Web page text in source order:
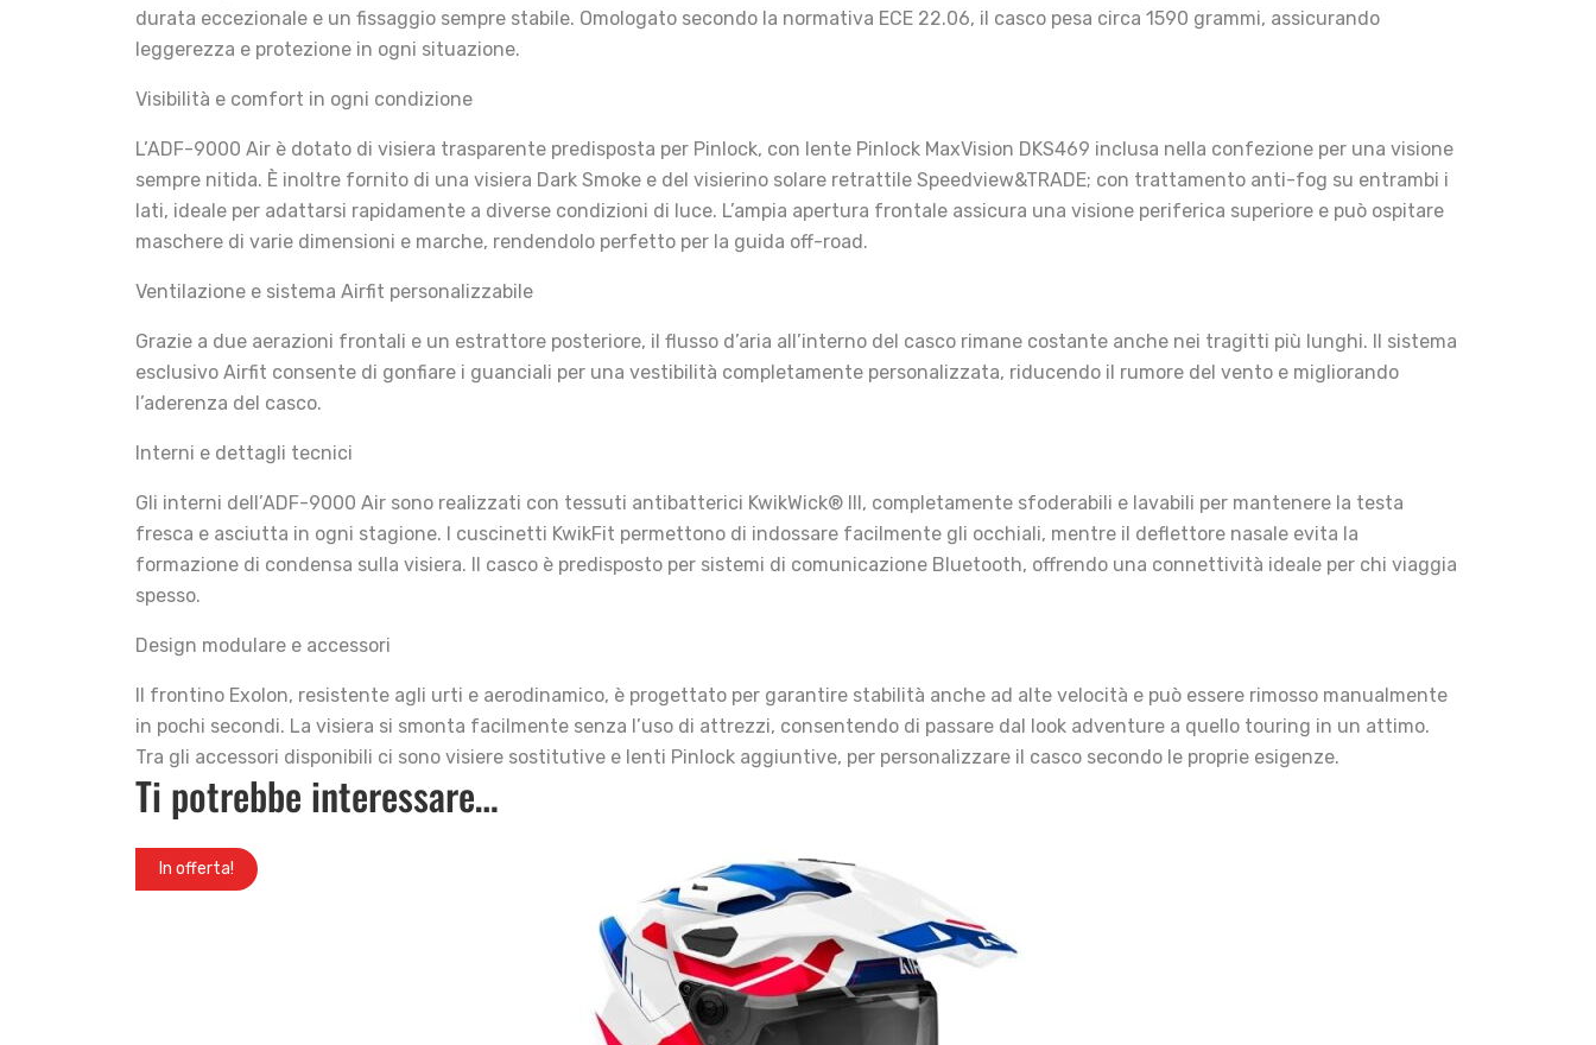
durata eccezionale e un fissaggio sempre stabile. Omologato secondo la normativa ECE 22.06, il casco pesa circa 1590 grammi, assicurando
leggerezza e protezione in ogni situazione.
Visibilità e comfort in ogni condizione
L’ADF-9000 Air è dotato di visiera trasparente predisposta per Pinlock, con lente Pinlock MaxVision DKS469 inclusa nella confezione per una visione
sempre nitida. È inoltre fornito di una visiera Dark Smoke e del visierino solare retrattile Speedview&TRADE; con trattamento anti-fog su entrambi i
lati, ideale per adattarsi rapidamente a diverse condizioni di luce. L’ampia apertura frontale assicura una visione periferica superiore e può ospitare
maschere di varie dimensioni e marche, rendendolo perfetto per la guida off-road.
Ventilazione e sistema Airfit personalizzabile
Grazie a due aerazioni frontali e un estrattore posteriore, il flusso d’aria all’interno del casco rimane costante anche nei tragitti più lunghi. Il sistema
esclusivo Airfit consente di gonfiare i guanciali per una vestibilità completamente personalizzata, riducendo il rumore del vento e migliorando
l’aderenza del casco.
Interni e dettagli tecnici
Gli interni dell’ADF-9000 Air sono realizzati con tessuti antibatterici KwikWick® III, completamente sfoderabili e lavabili per mantenere la testa
fresca e asciutta in ogni stagione. I cuscinetti KwikFit permettono di indossare facilmente gli occhiali, mentre il deflettore nasale evita la
formazione di condensa sulla visiera. Il casco è predisposto per sistemi di comunicazione Bluetooth, offrendo una connettività ideale per chi viaggia
spesso.
Design modulare e accessori
Il frontino Exolon, resistente agli urti e aerodinamico, è progettato per garantire stabilità anche ad alte velocità e può essere rimosso manualmente
in pochi secondi. La visiera si smonta facilmente senza l’uso di attrezzi, consentendo di passare dal look adventure a quello touring in un attimo.
Tra gli accessori disponibili ci sono visiere sostitutive e lenti Pinlock aggiuntive, per personalizzare il casco secondo le proprie esigenze.
Ti potrebbe interessare…
In offerta!